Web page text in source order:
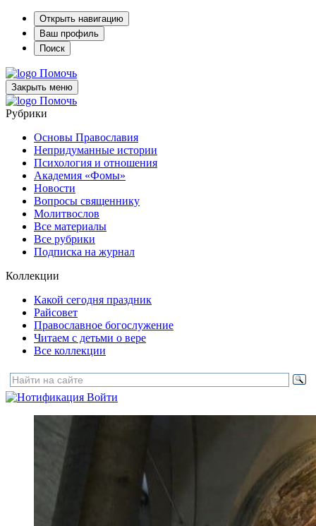
Открыть навигацию
Ваш профиль
Поиск
Помочь
Закрыть меню
Помочь
Рубрики
Основы Православия
Непридуманные истории
Психология и отношения
Академия «Фомы»
Новости
Вопросы священнику
Молитвослов
Все материалы
Все рубрики
Подписка на журнал
Коллекции
Какой сегодня праздник
Райсовет
Православное богослужение
Читаем с детьми о вере
Все коллекции
Войти